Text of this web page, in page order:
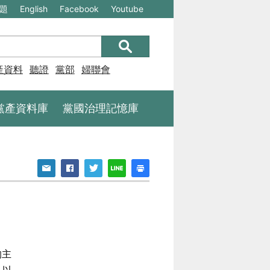
English
(另
視
開
個
Facebook
(另
開
個
Youtube
資料庫聽證 黨部 婦聯會
產資料庫 黨國治理記憶庫